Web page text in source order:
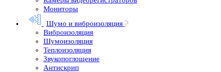
Мониторы
Шумо и виброизоляция
Виброизоляция
Шумоизоляция
Теплоизоляция
Звукопоглощение
Антискрип